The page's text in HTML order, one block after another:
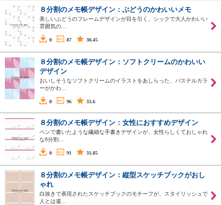
８分割のメモ帳デザイン：ぶどうのかわいいメモ
美しいぶどうのフレームデザインが目を引く、シックで大人かわいい
雰囲気の…
0 87 30.45
８分割のメモ帳デザイン：ソフトクリームのかわいい
デザイン
おいしそうなソフトクリームのイラストをあしらった、パステルカラ
ーがかわ…
0 96 33.6
８分割のメモ帳デザイン：女性におすすめデザイン
ペンで書いたような繊細な手書きデザインが、女性らしくておしゃれ
な8分割…
0 91 31.85
８分割のメモ帳デザイン：縦型スケッチブックがおし
ゃれ
白抜きで表現されたスケッチブックのモチーフが、スタイリッシュで
人とは違…